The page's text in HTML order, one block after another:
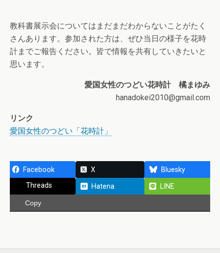
教科書展示会についてはまだまだわからないことがたく
さんあります。参加された方は、ぜひ当日の様子を花時
計までご報告ください。皆で情報を共有していきたいと
思います。
愛国女性のつどい花時計 橘まゆみ
hanadokei2010@gmail.com
リンク
愛国女性のつどい「花時計」
Facebook X
Bluesky
Threads
Hatena LINE
Copy